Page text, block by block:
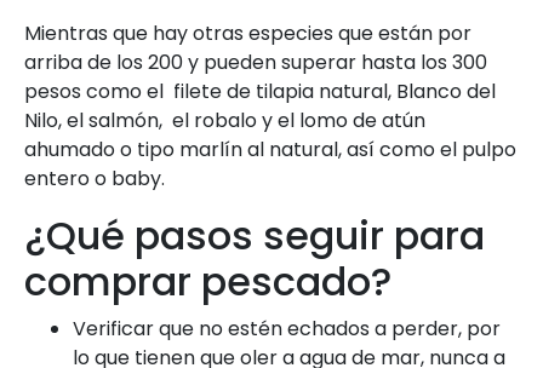
Mientras que hay otras especies que están por
arriba de los 200 y pueden superar hasta los 300
pesos como el filete de tilapia natural, Blanco del
Nilo, el salmón, el robalo y el lomo de atún
ahumado o tipo marlín al natural, así como el pulpo
entero o baby.
¿Qué pasos seguir para
comprar pescado?
Verificar que no estén echados a perder, por
lo que tienen que oler a agua de mar, nunca a